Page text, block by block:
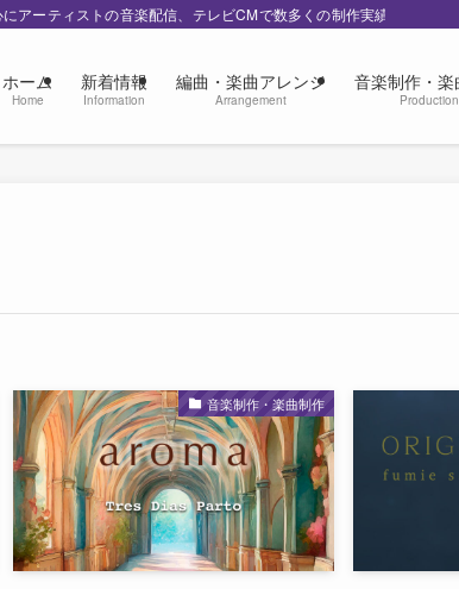
アーティストの音楽配信、テレビCMで数多くの制作実績
ホーム
Home
新着情報
Information
編曲・楽曲アレンジ
Arrangement
音楽制作・
Production
音楽制作・楽曲制作